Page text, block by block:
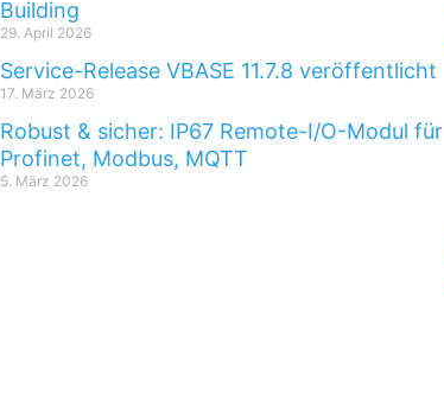
Building
29. April 2026
Service-Release VBASE 11.7.8 veröffentlicht
17. März 2026
Robust & sicher: IP67 Remote-I/O-Modul für
Profinet, Modbus, MQTT
5. März 2026